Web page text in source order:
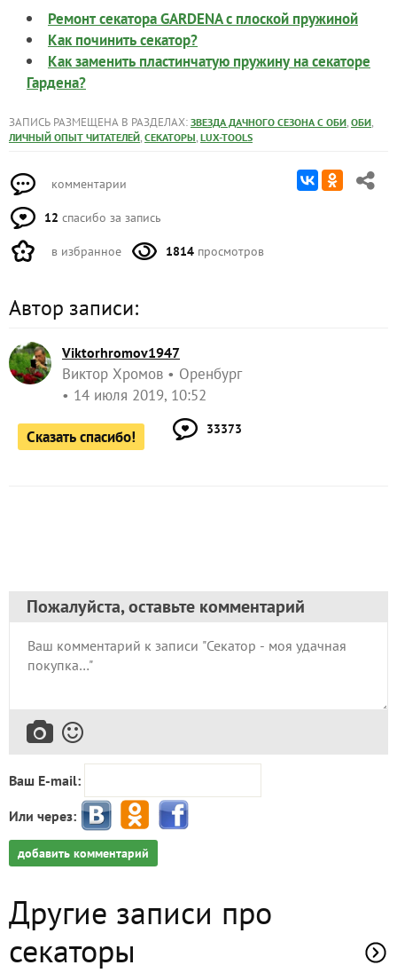
Ремонт секатора GARDENA с плоской пружиной
Как починить секатор?
Как заменить пластинчатую пружину на секаторе
Гардена?
ЗАПИСЬ РАЗМЕЩЕНА В РАЗДЕЛАХ: ЗВЕЗДА ДАЧНОГО СЕЗОНА С ОБИ, ОБИ,
ЛИЧНЫЙ ОПЫТ ЧИТАТЕЛЕЙ, СЕКАТОРЫ, LUX-TOOLS
комментарии
12 спасибо за запись
в избранное 1814 просмотров
Автор записи:
Viktorhromov1947
Виктор Хромов
Оренбург
14 июля 2019, 10:52
Сказать спасибо! 33373
Пожалуйста, оставьте комментарий
Ваш E-mail:
Или через:
добавить комментарий
Другие записи про
секаторы